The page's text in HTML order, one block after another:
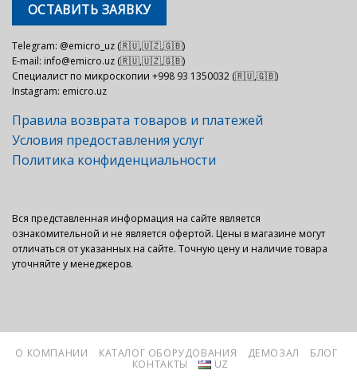
ОСТАВИТЬ ЗАЯВКУ
Telegram: @emicro_uz (🇷🇺,🇺🇿,🇬🇧)
E-mail: info@emicro.uz (🇷🇺,🇺🇿,🇬🇧)
Специалист по микроскопии +998 93 1350032 (🇷🇺,🇬🇧)
Instagram: emicro.uz
Правила возврата товаров и платежей
Условия предоставления услуг
Политика конфиденциальности
Вся представленная информация на сайте является
ознакомительной и не является офертой. Цены в магазине могут
отличаться от указанных на сайте. Точную цену и наличие товара
уточняйте у менеджеров.
О КОМПАНИИ КАТАЛОГ ОБОРУДОВАНИЯ ДЕМОЗАЛ
БЛОГ
КОНТАКТЫ
UZ